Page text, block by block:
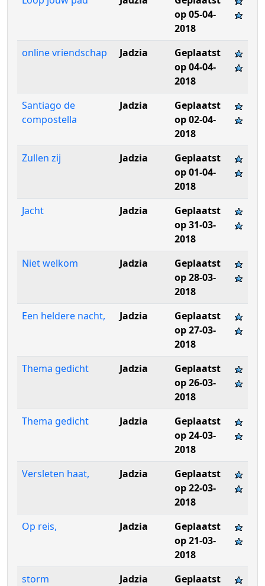
op 05-04-
2018
online vriendschap
Jadzia
Geplaatst
op 04-04-
2018
Santiago de
compostella
Jadzia
Geplaatst
op 02-04-
2018
Zullen zij
Jadzia
Geplaatst
op 01-04-
2018
Jacht
Jadzia
Geplaatst
op 31-03-
2018
Niet welkom
Jadzia
Geplaatst
op 28-03-
2018
Een heldere nacht,
Jadzia
Geplaatst
op 27-03-
2018
Thema gedicht
Jadzia
Geplaatst
op 26-03-
2018
Thema gedicht
Jadzia
Geplaatst
op 24-03-
2018
Versleten haat,
Jadzia
Geplaatst
op 22-03-
2018
Op reis,
Jadzia
Geplaatst
op 21-03-
2018
storm
Jadzia
Geplaatst